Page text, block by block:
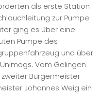
als erste Station
zur Pumpe
ging es über eine
Pumpe des
und über
Vom Gelingen
Bürgermeister
Johannes Weig ein